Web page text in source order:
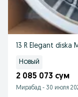
13 R Elegant diska
Новый
2 085 073 сум
Мирабад - 30 июля